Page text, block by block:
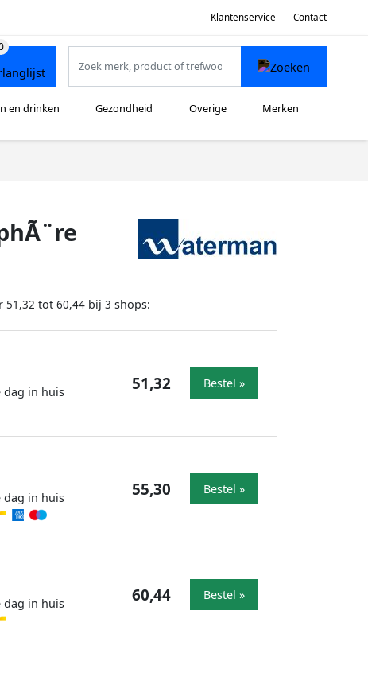
Klantenservice Contact
en drinken Gezondheid Overige Merken
51,32 tot 60,44 bij 3 shops:
dag in huis
51,32 Bestel »
dag in huis
55,30 Bestel »
dag in huis
60,44 Bestel »